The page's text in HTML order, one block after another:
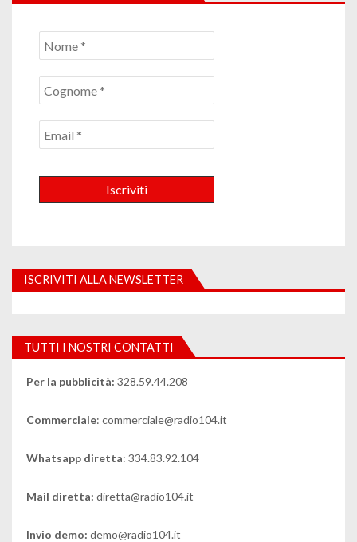
ISCRIVITI ALLA NEWSLETTER
TUTTI I NOSTRI CONTATTI
Per la pubblicità: 328.59.44.208
Commerciale: commerciale@radio104.it
Whatsapp diretta: 334.83.92.104
Mail diretta: diretta@radio104.it
Invio demo: demo@radio104.it